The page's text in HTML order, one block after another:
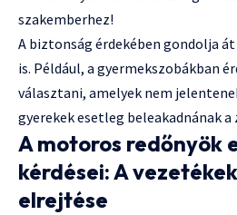
szakemberhez!
A biztonság érdekében gondolja
is. Például, a gyermekszobákban
választani, amelyek nem
gyerekek esetleg beleakadnának
A motoros redőnyök
kérdései: A
elrejtése